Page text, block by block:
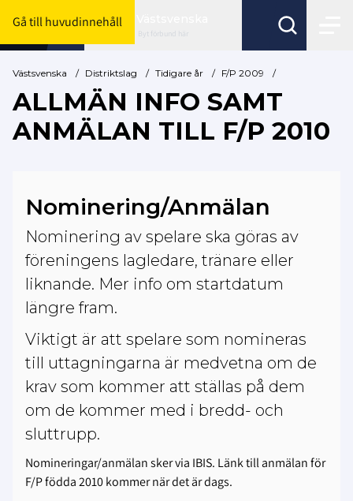
Gå till huvudinnehåll
Byt förbund här
Västsvenska / Distriktslag / Tidigare år / F/P 2009 /
ALLMÄN INFO SAMT
ANMÄLAN TILL F/P 2010
Nominering/Anmälan
Nominering av spelare ska göras av
föreningens lagledare, tränare eller
liknande. Mer info om startdatum
längre fram.
Viktigt är att spelare som nomineras
till uttagningarna är medvetna om de
krav som kommer att ställas på dem
om de kommer med i bredd- och
sluttrupp.
Nomineringar/anmälan sker via IBIS. Länk till anmälan för
F/P födda 2010 kommer när det är dags.